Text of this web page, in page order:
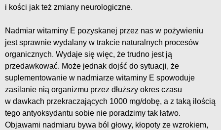
i kości jak też zmiany neurologiczne.
Nadmiar witaminy E pozyskanej przez nas w pożywieniu
jest sprawnie wydalany w trakcie naturalnych procesów
organicznych. Wydaje się więc, że trudno jest ją
przedawkować. Może jednak dojść do sytuacji, że
suplementowanie w nadmiarze witaminy E spowoduje
zasilanie nią organizmu przez dłuższy okres czasu
w dawkach przekraczających 1000 mg/dobę, a z taką ilością
tego antyoksydantu sobie nie poradzimy tak łatwo.
Objawami nadmiaru bywa ból głowy, kłopoty ze wzrokiem,